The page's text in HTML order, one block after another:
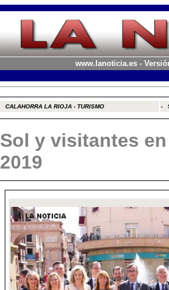
www.lanoticia.es -
CALAHORRA LA RIOJA - TURISMO -
Sol y visitantes
2019